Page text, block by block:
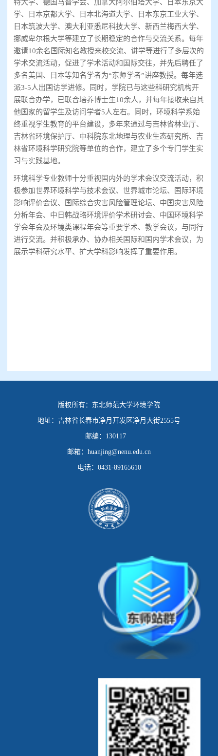
特大学、德国马普学会、加拿大阿尔伯塔大学、日本东京大
学、日本京都大学、日本北海道大学、日本东京工业大学、
日本筑波大学、澳大利亚悉尼科技大学、新西兰梅西大学、
挪威卑尔根大学等建立了长期稳定的合作与交流关系。每年
邀请10余名国际知名教授来校交流、讲学等进行了多层次的
学术交流活动，促进了学术活动和国际交往，并先后聘任了
多名美国、日本等知名学者为“东师学者”讲座教授。每年选
派3-5人出国访学进修。同时，学院已与这些科研究机构开
展联合办学，已联合培养博士生10余人，并每年接收来自其
他国家的留学生及访问学者5人左右。同时，环境科学系始
终重视学生教育的平台建设，多年来通过与吉林省林业厅、
吉林省环境保护厅、中科院东北地理与农业生态研究所、吉
林省环境科学研究院等单位的合作，建立了多个专门学生实
习与实践基地。
环境科学专业教师十分重视国内外的学术会议交流活动，积
极参加世界环境科学与技术会议、世界城市论坛、国际环境
影响评价会议、国际综合灾害风险管理论坛、中国灾害风险
分析年会、中日韩战略环境评价学术研讨会、中国环境科学
学会年会及环境类课程年会等重要学术、教学会议，与同行
进行交流。并积极承办、协办相关国际和国内学术会议，为
展示学科研究水平、扩大学科影响发挥了重要作用。
版权所有： 东北师范大学环境学院
地址： 吉林省长春市净月开发区净月大街2555号
邮编： 130117
邮箱： huanjing@nenu.edu.cn
电话： 0431-89165610